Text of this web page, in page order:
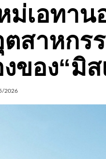
ม่เอทา
สาหกร
ของ“มิส
2026